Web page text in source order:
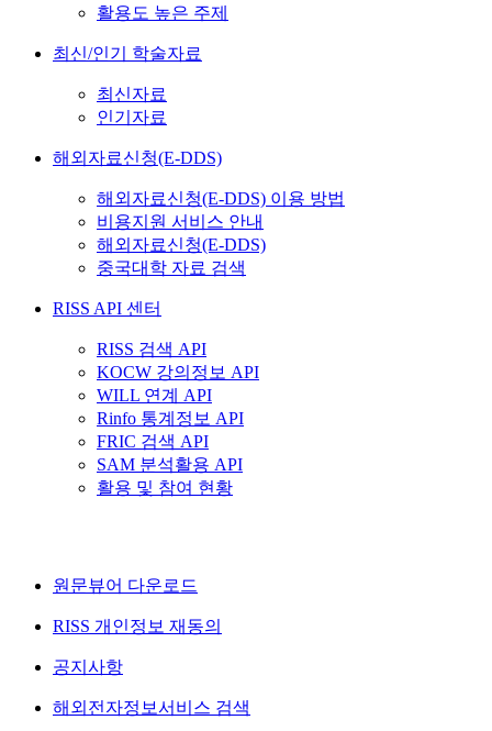
활용도 높은 주제
최신/인기 학술자료
최신자료
인기자료
해외자료신청(E-DDS)
해외자료신청(E-DDS) 이용 방법
비용지원 서비스 안내
해외자료신청(E-DDS)
중국대학 자료 검색
RISS API 센터
RISS 검색 API
KOCW 강의정보 API
WILL 연계 API
Rinfo 통계정보 API
FRIC 검색 API
SAM 분석활용 API
활용 및 참여 현황
원문뷰어 다운로드
RISS 개인정보 재동의
공지사항
해외전자정보서비스 검색